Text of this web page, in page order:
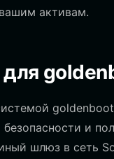
активам.
и
шлюз в сеть